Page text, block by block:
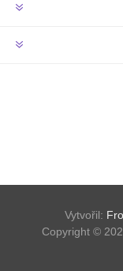
Vytvořil:
Copyright ©